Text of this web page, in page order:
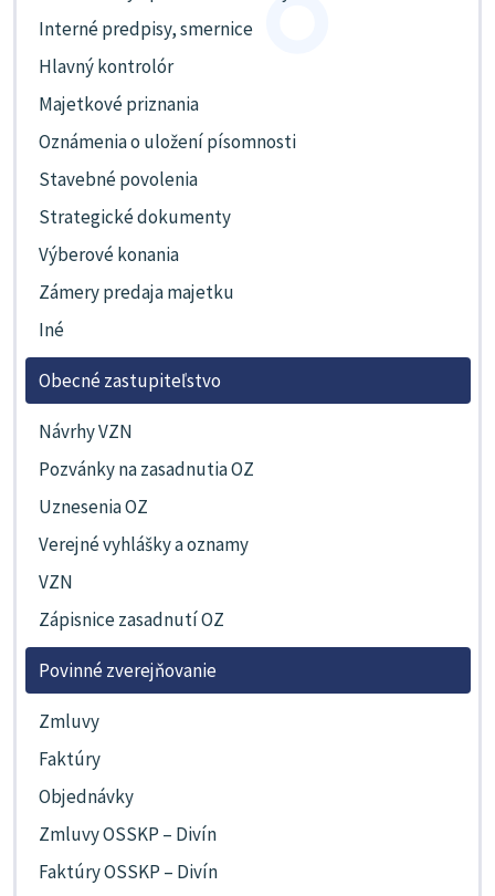
Interné predpisy, smernice
Hlavný kontrolór
Majetkové priznania
Oznámenia o uložení písomnosti
Stavebné povolenia
Strategické dokumenty
Výberové konania
Zámery predaja majetku
Iné
Obecné zastupiteľstvo
Návrhy VZN
Pozvánky na zasadnutia OZ
Uznesenia OZ
Verejné vyhlášky a oznamy
VZN
Zápisnice zasadnutí OZ
Povinné zverejňovanie
Zmluvy
Faktúry
Objednávky
Zmluvy OSSKP – Divín
Faktúry OSSKP – Divín